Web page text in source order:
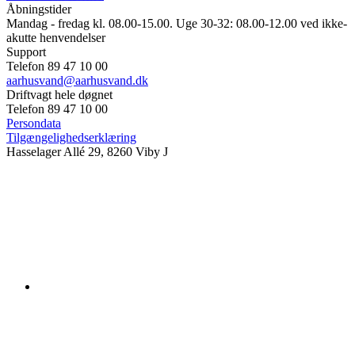
Åbningstider
Mandag - fredag kl. 08.00-15.00. Uge 30-32: 08.00-12.00 ved ikke-
akutte henvendelser
Support
Telefon 89 47 10 00
aarhusvand@aarhusvand.dk
Driftvagt hele døgnet
Telefon 89 47 10 00
Persondata
Tilgængelighedserklæring
Hasselager Allé 29, 8260 Viby J